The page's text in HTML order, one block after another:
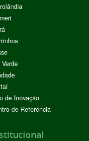
de Inovação
de Referência